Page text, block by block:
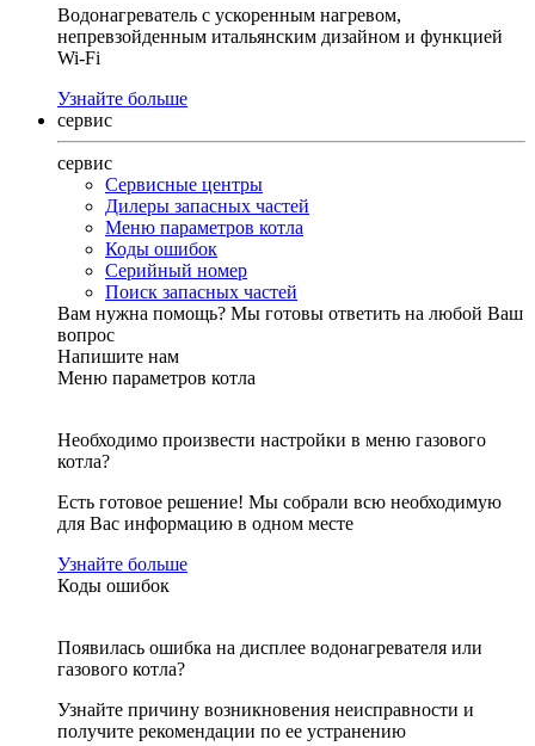
Водонагреватель с ускоренным нагревом,
непревзойденным итальянским дизайном и функцией
Wi-Fi
Узнайте больше
сервис
сервис
Сервисные центры
Дилеры запасных частей
Меню параметров котла
Коды ошибок
Серийный номер
Поиск запасных частей
Вам нужна помощь? Мы готовы ответить на любой Ваш
вопрос
Напишите нам
Меню параметров котла
Необходимо произвести настройки в меню газового
котла?
Есть готовое решение! Мы собрали всю необходимую
для Вас информацию в одном месте
Узнайте больше
Коды ошибок
Появилась ошибка на дисплее водонагревателя или
газового котла?
Узнайте причину возникновения неисправности и
получите рекомендации по ее устранению